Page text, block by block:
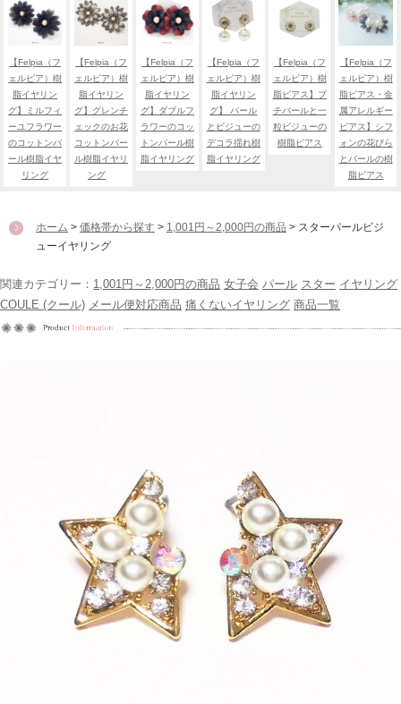
【Felpia（フ
ェルピア）樹
脂イヤリン
グ】ミルフィ
ーユフラワー
のコットンパ
ール樹脂イヤ
リング
【Felpia（フ
ェルピア）樹
脂イヤリン
グ】グレンチ
ェックのお花
コットンパー
ル樹脂イヤリ
ング
【Felpia（フ
ェルピア）樹
脂イヤリン
グ】ダブルフ
ラワーのコッ
トンパール樹
脂イヤリング
【Felpia（フ
ェルピア）樹
脂イヤリン
グ】 パール
とビジューの
デコラ揺れ樹
脂イヤリング
【Felpia（フ
ェルピア）樹
脂ピアス】プ
チパールと一
粒ビジューの
樹脂ピアス
【Felpia（フ
ェルピア）樹
脂ピアス・金
属アレルギー
ピアス】シフ
ォンの花びら
とパールの樹
脂ピアス
ホーム > 価格帯から探す > 1,001円～2,000円の商品 > スターパールビジ
ューイヤリング
関連カテゴリー： 1,001円～2,000円の商品 女子会 パール スター イヤリング
COULE (クール) メール便対応商品 痛くないイヤリング 商品一覧